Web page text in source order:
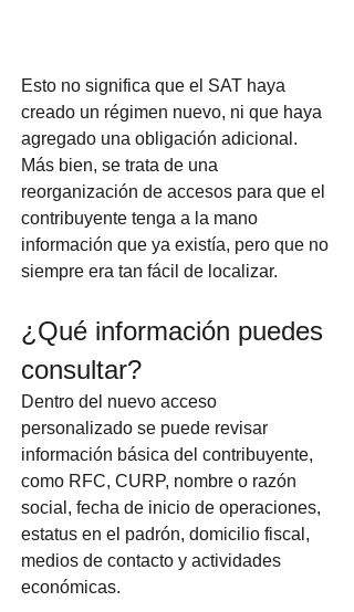
Esto no significa que el SAT haya
creado un régimen nuevo, ni que haya
agregado una obligación adicional.
Más bien, se trata de una
reorganización de accesos para que el
contribuyente tenga a la mano
información que ya existía, pero que no
siempre era tan fácil de localizar.
¿Qué información puedes
consultar?
Dentro del nuevo acceso
personalizado se puede revisar
información básica del contribuyente,
como RFC, CURP, nombre o razón
social, fecha de inicio de operaciones,
estatus en el padrón, domicilio fiscal,
medios de contacto y actividades
económicas.